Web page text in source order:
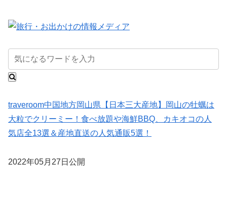
traveroom中国地方岡山県 【日本三大産地】岡山の牡蠣は
大粒でクリーミー！食べ放題や海鮮BBQ、カキオコの人
気店全13選＆産地直送の人気通販5選！
2022年05月27日公開